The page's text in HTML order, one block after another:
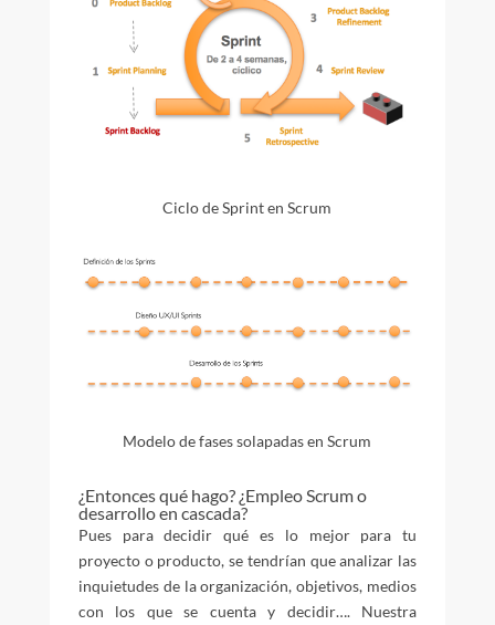
Ciclo de Sprint en Scrum
Modelo de fases solapadas en Scrum
¿Entonces qué hago? ¿Empleo Scrum o
desarrollo en cascada?
Pues para decidir qué es lo mejor para tu
proyecto o producto, se tendrían que analizar las
inquietudes de la organización, objetivos, medios
con los que se cuenta y decidir…. Nuestra